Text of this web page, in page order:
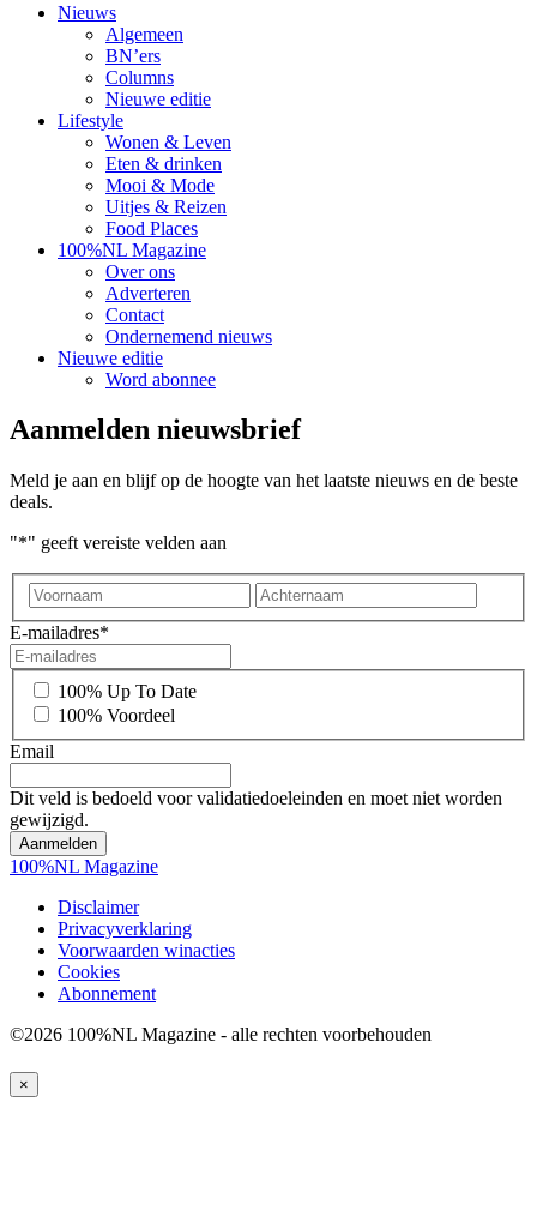
Nieuws
Algemeen
BN’ers
Columns
Nieuwe editie
Lifestyle
Wonen & Leven
Eten & drinken
Mooi & Mode
Uitjes & Reizen
Food Places
100%NL Magazine
Over ons
Adverteren
Contact
Ondernemend nieuws
Nieuwe editie
Word abonnee
Aanmelden nieuwsbrief
Meld je aan en blijf op de hoogte van het laatste nieuws en de beste
deals.
"*" geeft vereiste velden aan
Voornaam
E-mailadres*
*
100% Up To Date
100% Voordeel
Email
Dit veld is bedoeld voor validatiedoeleinden en moet niet worden
gewijzigd.
100%NL Magazine
Disclaimer
Privacyverklaring
Voorwaarden winacties
Cookies
Abonnement
©2026 100%NL Magazine - alle rechten voorbehouden
×